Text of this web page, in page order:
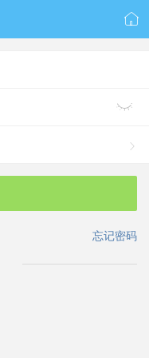



忘记密码